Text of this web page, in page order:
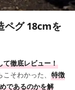
ペグ 18cmを
徹底レビュー！
そわかった、 特徴
であるのかを解